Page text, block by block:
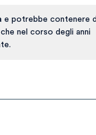
e potrebbe contenere
nel corso degli anni